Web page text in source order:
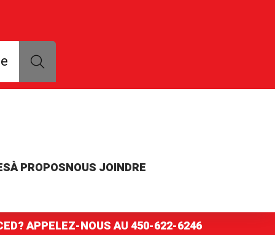
modèle ou numéro de pièce
À PROPOSNOUS JOINDRE
APPELEZ-NOUS AU450-622-6246